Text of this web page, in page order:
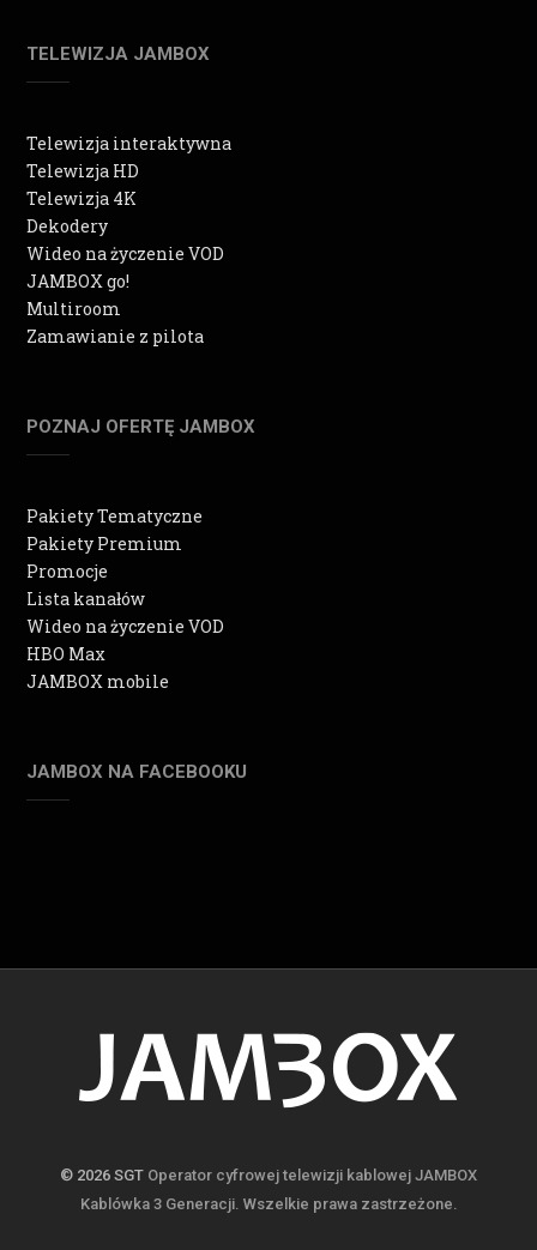
TELEWIZJA JAMBOX
Telewizja interaktywna
Telewizja HD
Telewizja 4K
Dekodery
Wideo na życzenie VOD
JAMBOX go!
Multiroom
Zamawianie z pilota
POZNAJ OFERTĘ JAMBOX
Pakiety Tematyczne
Pakiety Premium
Promocje
Lista kanałów
Wideo na życzenie VOD
HBO Max
JAMBOX mobile
JAMBOX NA FACEBOOKU
© 2026 SGT Operator cyfrowej telewizji kablowej JAMBOX
Kablówka 3 Generacji. Wszelkie prawa zastrzeżone.